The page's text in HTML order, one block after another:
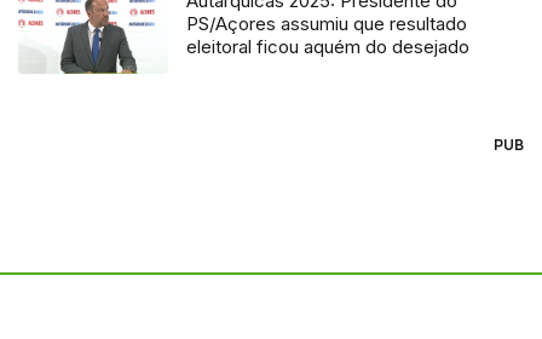
PS/Açores assumiu que resultado
eleitoral ficou aquém do desejado
PUB